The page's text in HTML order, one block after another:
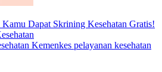
Dapat Skrining Kesehatan Gratis!
Kemenkes pelayanan kesehatan